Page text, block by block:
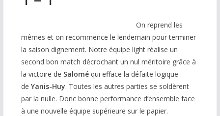
On reprend les
mêmes et on recommence le lendemain pour terminer
la saison dignement. Notre équipe light réalise un
second bon match décrochant un nul méritoire grâce à
la victoire de Saloméqui efface la défaite logique
de Yanis-Huy. Toutes les autres parties se soldèrent
par la nulle. Donc bonne performance d’ensemble face
à une nouvelle équipe supérieure sur le papier.